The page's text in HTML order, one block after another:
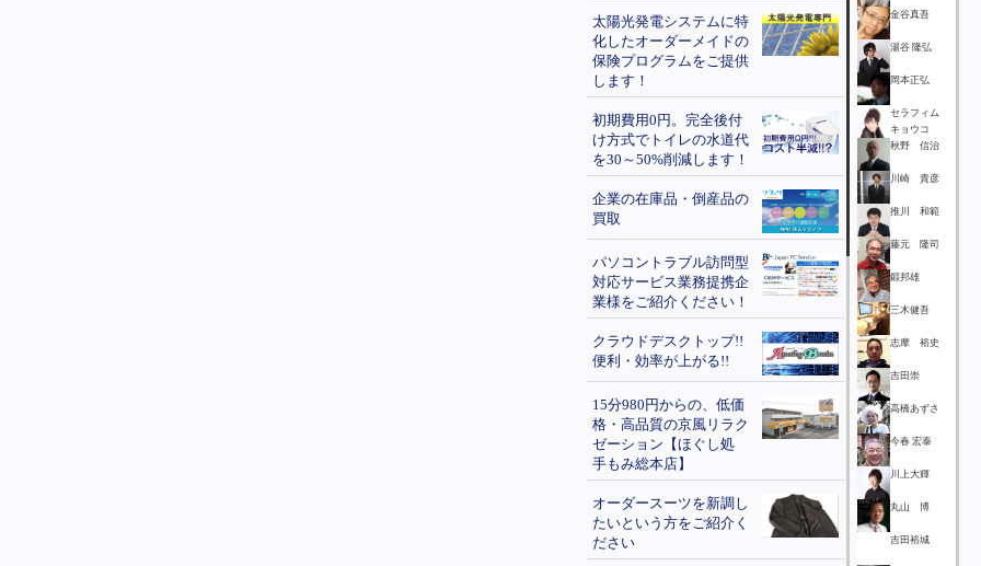
太陽光発電システムに特
化したオーダーメイドの
保険プログラムをご提供
します！
初期費用0円。完全後付
け方式でトイレの水道代
を30～50%削減します！
企業の在庫品・倒産品の
買取
パソコントラブル訪問型
対応サービス業務提携企
業様をご紹介ください！
クラウドデスクトップ!!
便利・効率が上がる!!
15分980円からの、低価
格・高品質の京風リラク
ゼーション【ほぐし処
手もみ総本店】
オーダースーツを新調し
たいという方をご紹介く
ださい
金谷真吾
湯谷 隆弘
岡本正弘
セラフィム
キョウコ
秋野 信治
川崎 貴彦
推川 和範
藤元 隆司
鍛邦雄
三木健吾
志摩 裕史
吉田崇
高橋あずさ
今春 宏泰
川上大輝
丸山 博
吉田裕城